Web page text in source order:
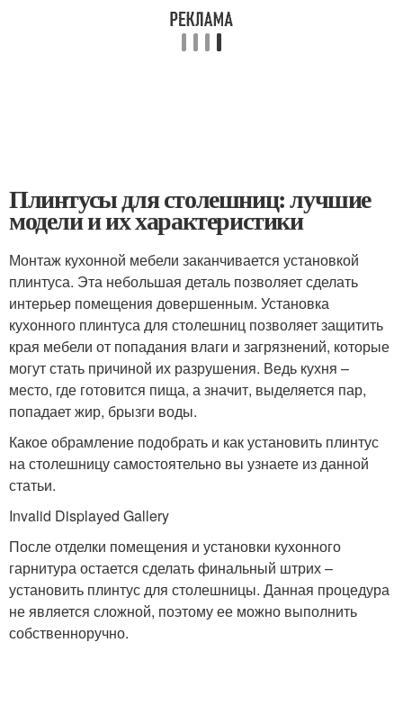
Плинтусы для столешниц: лучшие
модели и их характеристики
Монтаж кухонной мебели заканчивается установкой
плинтуса. Эта небольшая деталь позволяет сделать
интерьер помещения довершенным. Установка
кухонного плинтуса для столешниц позволяет защитить
края мебели от попадания влаги и загрязнений, которые
могут стать причиной их разрушения. Ведь кухня –
место, где готовится пища, а значит, выделяется пар,
попадает жир, брызги воды.
Какое обрамление подобрать и как установить плинтус
на столешницу самостоятельно вы узнаете из данной
статьи.
Invalid Displayed Gallery
После отделки помещения и установки кухонного
гарнитура остается сделать финальный штрих –
установить плинтус для столешницы. Данная процедура
не является сложной, поэтому ее можно выполнить
собственноручно.